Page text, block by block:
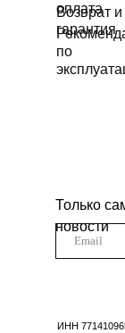
Только
новости
ИНН
по
оплата
Возврат и
гарантия